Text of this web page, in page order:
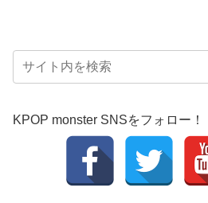
KPOP monster SNSをフォロー！